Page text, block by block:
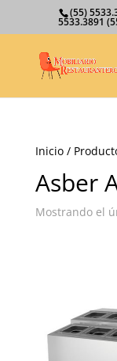
(55)
5533.3891
Inicio/
Asber
Mostrando el